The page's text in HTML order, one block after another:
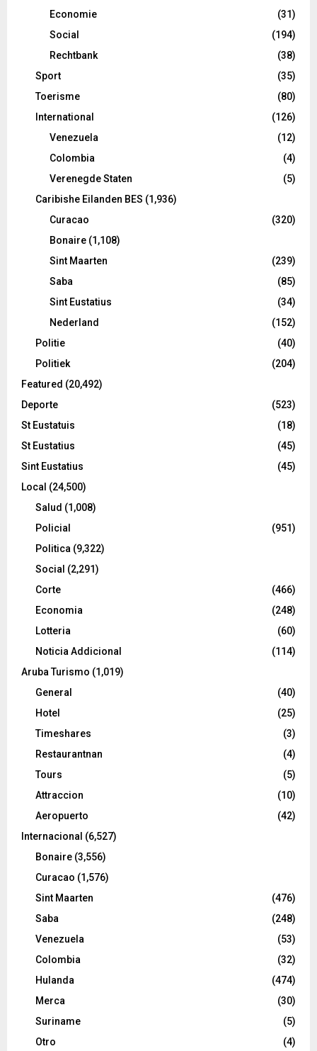
Economie
(31)
Social
(194)
Rechtbank
(38)
Sport
(35)
Toerisme
(80)
International
(126)
Venezuela
(12)
Colombia
(4)
Verenegde Staten
(5)
Caribishe Eilanden BES (1,936)
Curacao
(320)
Bonaire (1,108)
Sint Maarten
(239)
Saba
(85)
Sint Eustatius
(34)
Nederland
(152)
Politie
(40)
Politiek
(204)
Featured (20,492)
Deporte
(523)
St Eustatuis
(18)
St Eustatius
(45)
Sint Eustatius
(45)
Local (24,500)
Salud (1,008)
Policial
(951)
Politica (9,322)
Social (2,291)
Corte
(466)
Economia
(248)
Lotteria
(60)
Noticia Addicional
(114)
Aruba Turismo (1,019)
General
(40)
Hotel
(25)
Timeshares
(3)
Restaurantnan
(4)
Tours
(5)
Attraccion
(10)
Aeropuerto
(42)
Internacional (6,527)
Bonaire (3,556)
Curacao (1,576)
Sint Maarten
(476)
Saba
(248)
Venezuela
(53)
Colombia
(32)
Hulanda
(474)
Merca
(30)
Suriname
(5)
Otro
(4)